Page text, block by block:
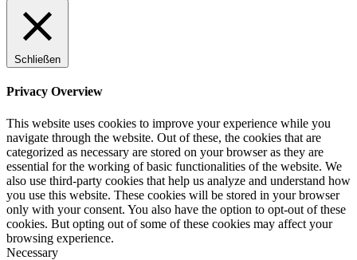
Schließen
Privacy Overview
This website uses cookies to improve your experience while you
navigate through the website. Out of these, the cookies that are
categorized as necessary are stored on your browser as they are
essential for the working of basic functionalities of the website. We
also use third-party cookies that help us analyze and understand how
you use this website. These cookies will be stored in your browser
only with your consent. You also have the option to opt-out of these
cookies. But opting out of some of these cookies may affect your
browsing experience.
Necessary